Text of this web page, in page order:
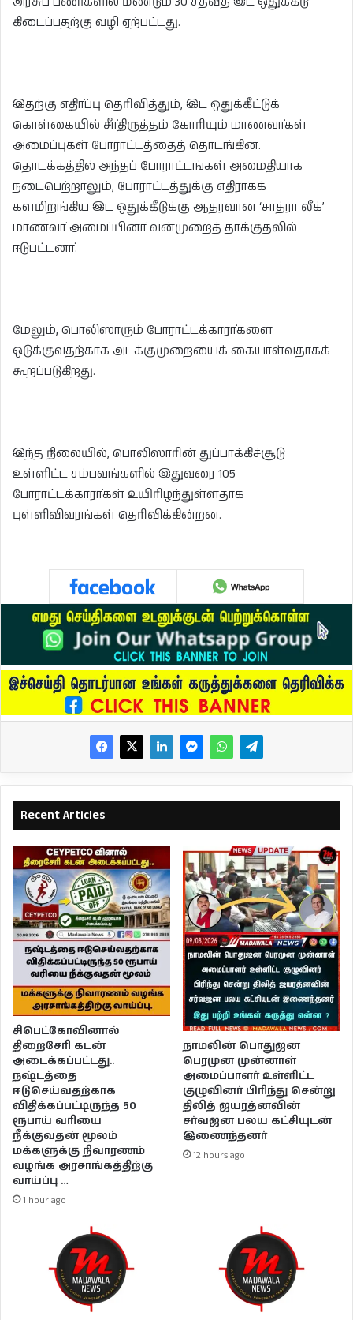
கிடைப்பதற்கு வழி ஏற்பட்டது.
இதற்கு எதிா்ப்பு தெரிவித்தும், இட ஒதுக்கீட்டுக்
கொள்கையில் சீா்திருத்தம் கோரியும் மாணவா்கள்
அமைப்புகள் போராட்டத்தைத் தொடங்கின.
தொடக்கத்தில் அந்தப் போராட்டங்கள் அமைதியாக
நடைபெற்றாலும், போராட்டத்துக்கு எதிராகக்
களமிறங்கிய இட ஒதுக்கீடுக்கு ஆதரவான ‘சாத்ரா லீக்’
மாணவா் அமைப்பினா் வன்முறைத் தாக்குதலில்
ஈடுபட்டனா்.
மேலும், பொலிஸாரும் போராட்டக்காரா்களை
ஒடுக்குவதற்காக அடக்குமுறையைக் கையாள்வதாகக்
கூறப்படுகிறது.
இந்த நிலையில், பொலிஸாரின் துப்பாக்கிச்சூடு
உள்ளிட்ட சம்பவங்களில் இதுவரை 105
போராட்டக்காரா்கள் உயிரிழந்துள்ளதாக
புள்ளிவிவரங்கள் தெரிவிக்கின்றன.
Recent Articles
சிபெட்கோவினால்
திறைசேரி கடன்
அடைக்கப்பட்டது..
நஷ்டத்தை
ஈடுசெய்வதற்காக
விதிக்கப்பட்டிருந்த 50
ரூபாய் வரியை
நீக்குவதன் மூலம்
மக்களுக்கு நிவாரணம்
வழங்க அரசாங்கத்திற்கு
வாய்ப்பு …
1 hour ago
நாமலின் பொதுஜன
பெரமுன முன்னாள்
அமைப்பாளர் உள்ளிட்ட
குழுவினர் பிரிந்து சென்று
திலித் ஜயரத்னவின்
சர்வஜன பலய கட்சியுடன்
இணைந்தனர்
12 hours ago